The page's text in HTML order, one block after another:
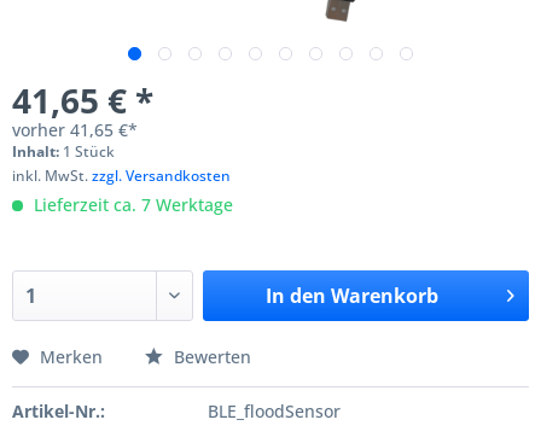
41,65 € *
vorher 41,65 €*
Inhalt: 1 Stück
inkl. MwSt.zzgl. Versandkosten
Lieferzeit ca. 7 Werktage
In den Warenkorb
Merken Bewerten
Artikel-Nr.: BLE_floodSensor